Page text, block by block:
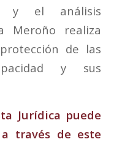
y el análisis
Meroño realiza
de las
y sus
Jurídica puede
a través de este